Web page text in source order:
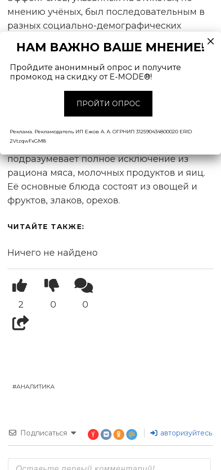
мнению учёных, был последовательным в
разных социально-демографических
приверженцев мясного рациона.
Согласно данным Национального
института здравоохранения США,
растительные диеты не только помогают
экономить, но и способствуют снижению
индекса массы тела, кровяного давления,
уровня холестерина. Веганская диета
подразумевает полное исключение из
рациона мяса, молочных продуктов и яиц.
Её основные блюда состоят из овощей и
фруктов, злаков, орехов.
ЧИТАЙТЕ ТАКЖЕ:
Ничего не найдено
2 0 0
АНАЛИТИКА
Подписаться авторизуйтесь
НАМ ВАЖНО ВАШЕ МНЕНИЕ!
Пройдите анонимный опрос и получите
промокод на скидку от E-MODE®!
ПРОЙТИ ОПРОС
Реклама. Рекламодатель ИП Ежов А. А. ОГРНИП 312590434800020 ERID
2VtzqwFxGM8